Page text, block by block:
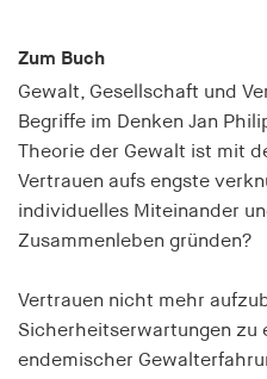
Zum Buch
Gewalt, Gesellschaft und
Begriffe im Denken Jan
Theorie der Gewalt ist mit
Vertrauen aufs engste
individuelles Miteinander
Zusammenleben gründen?
Vertrauen nicht mehr
Sicherheitserwartungen zu
endemischer
Name:
cookie_consent
hamburger-edition.de
Zweck:
Speichert den
für Cookies auf der
Cookie Laufzeit:
1 Jahr